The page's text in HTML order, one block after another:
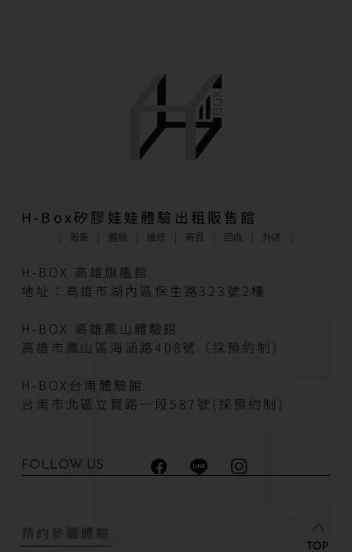
H-Box矽膠娃娃體驗出租販售館
販售 體驗 維修 寄賣 回收 外送
H-BOX 高雄旗艦館
地址：高雄市湖內區保生路323號2樓
H-BOX 高雄鳳山體驗館
高雄市鳳山區海涵路408號（採預約制）
H-BOX台南體驗館
台南市北區立賢路一段587號(採預約制）
FOLLOW US
預約參觀體驗